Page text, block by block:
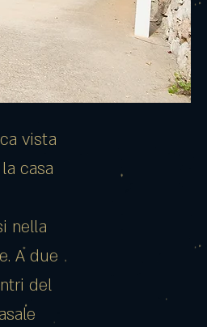
vista
casa
nella
A due
del